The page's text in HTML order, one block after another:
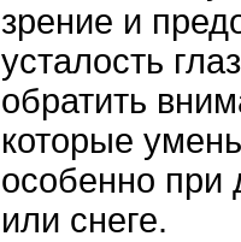
зрение и
усталость
обратить
которые
особенно при
или снеге.